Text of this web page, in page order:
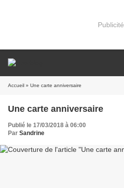
Publicité
Accueil » Une carte anniversaire
Une carte anniversaire
Publié le 17/03/2018 à 06:00
Par Sandrine